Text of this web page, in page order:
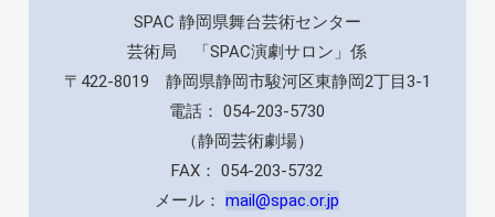
SPAC 静岡県舞台芸術センター
芸術局 「SPAC演劇サロン」係
〒422-8019 静岡県静岡市駿河区東静岡2丁目3-1
電話： 054-203-5730
（静岡芸術劇場）
FAX： 054-203-5732
メール：mail@spac.or.jp